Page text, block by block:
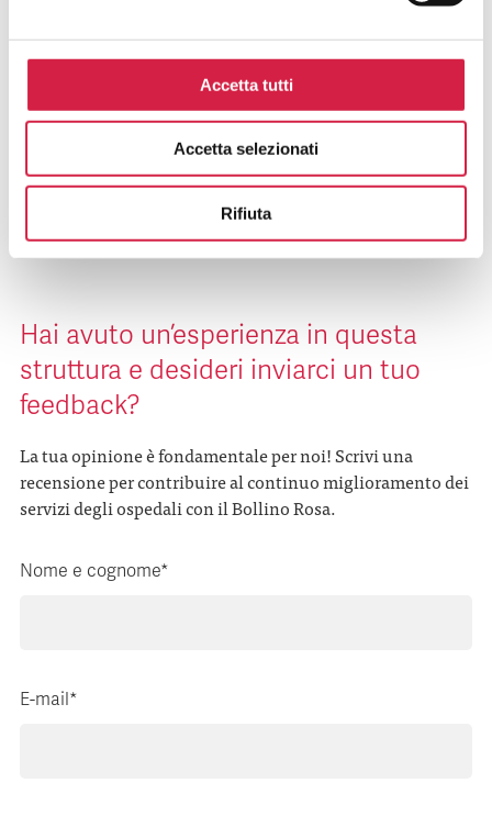
Accetta tutti
Accetta selezionati
Rifiuta
Come Posso Utilizzare I Servizi Offerti
Dall’ospedale Bollino Rosa?
Quali Sono I Vantaggi Per La
Hai avuto un’esperienza in questa
struttura e desideri inviarci un tuo
feedback?
La tua opinione è fondamentale per noi! Scrivi una
recensione per contribuire al continuo miglioramento dei
servizi degli ospedali con il Bollino Rosa.
Nome e cognome*
E-mail*